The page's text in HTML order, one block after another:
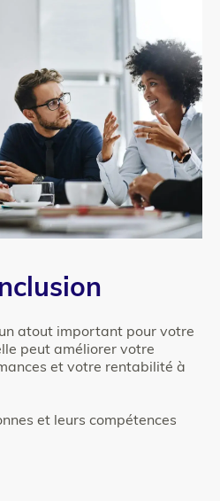
atout important pour votre
peut améliorer votre
et votre rentabilité à
et leurs compétences